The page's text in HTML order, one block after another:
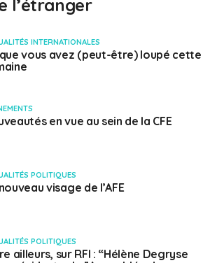
l’étranger
INTERNATIONALES
vous avez (peut-être) loupé cette
en vue au sein de la CFE
POLITIQUES
visage de l’AFE
POLITIQUES
ailleurs, sur RFI : “Hélène Degryse